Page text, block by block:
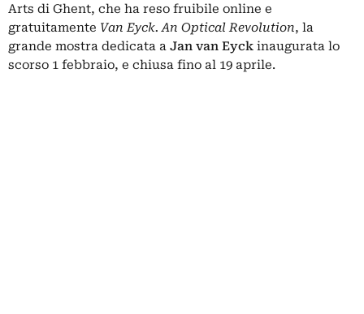
Arts di Ghent, che ha reso fruibile online e
gratuitamente Van Eyck. An Optical Revolution, la
grande mostra dedicata a Jan van Eyck inaugurata lo
scorso 1 febbraio, e chiusa fino al 19 aprile.